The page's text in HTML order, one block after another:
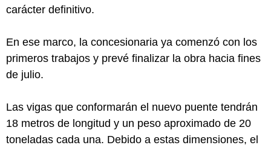
carácter definitivo.
En ese marco, la concesionaria ya comenzó con los
primeros trabajos y prevé finalizar la obra hacia fines
de julio.
Las vigas que conformarán el nuevo puente tendrán
18 metros de longitud y un peso aproximado de 20
toneladas cada una. Debido a estas dimensiones, el